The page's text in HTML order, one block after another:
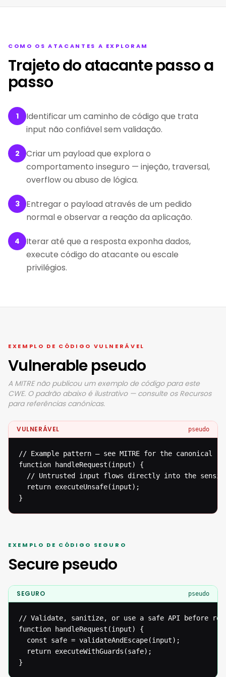
COMO OS ATACANTES A EXPLORAM
Trajeto do atacante passo a
passo
1
Identificar um caminho de código que trata
input não confiável sem validação.
2
Criar um payload que explora o
comportamento inseguro — injeção, traversal,
overflow ou abuso de lógica.
3
Entregar o payload através de um pedido
normal e observar a reação da aplicação.
4
Iterar até que a resposta exponha dados,
execute código do atacante ou escale
privilégios.
EXEMPLO DE CÓDIGO VULNERÁVEL
Vulnerable pseudo
A MITRE não publicou um exemplo de código para este
CWE. O padrão abaixo é ilustrativo — consulte os Recursos
para referências canónicas.
VULNERÁVEL pseudo
// Example pattern — see MITRE for the canonical
function handleRequest(input) {
// Untrusted input flows directly into the
  return executeUnsafe(input);
}
EXEMPLO DE CÓDIGO SEGURO
Secure pseudo
SEGURO pseudo
// Validate, sanitize, or use a safe API before
function handleRequest(input) {
  const safe = validateAndEscape(input);
  return executeWithGuards(safe);
}